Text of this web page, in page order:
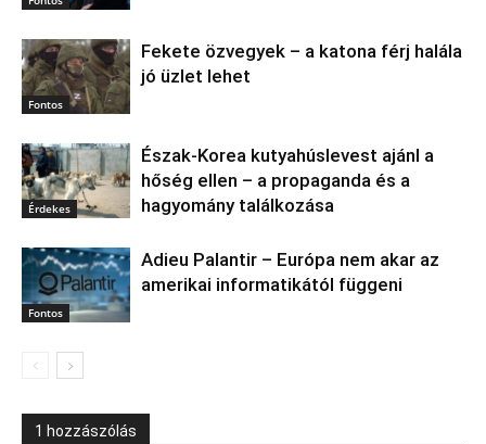
Fontos
Fekete özvegyek – a katona férj halála
jó üzlet lehet
Érdekes
Észak‑Korea kutyahúslevest ajánl a
hőség ellen – a propaganda és a
hagyomány találkozása
Fontos
Adieu Palantir – Európa nem akar az
amerikai informatikától függeni
1 hozzászólás